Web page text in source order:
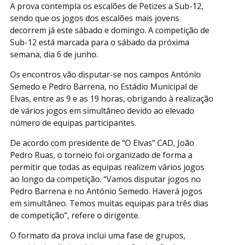
A prova contempla os escalões de Petizes a Sub-12,
sendo que os jogos dos escalões mais jovens
decorrem já este sábado e domingo. A competição de
Sub-12 está marcada para o sábado da próxima
semana, dia 6 de junho.
Os encontros vão disputar-se nos campos António
Semedo e Pedro Barrena, no Estádio Municipal de
Elvas, entre as 9 e as 19 horas, obrigando à realização
de vários jogos em simultâneo devido ao elevado
número de equipas participantes.
De acordo com presidente de “O Elvas” CAD, João
Pedro Ruas, o torneio foi organizado de forma a
permitir que todas as equipas realizem vários jogos
ao longo da competição. “Vamos disputar jogos no
Pedro Barrena e no António Semedo. Haverá jogos
em simultâneo. Temos muitas equipas para três dias
de competição”, refere o dirigente.
O formato da prova inclui uma fase de grupos,